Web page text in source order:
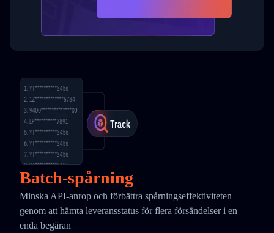
Batch-spårning
Minska API-anrop och förbättra spårningseffektiviteten
genom att hämta leveransstatus för flera försändelser i en
enda begäran